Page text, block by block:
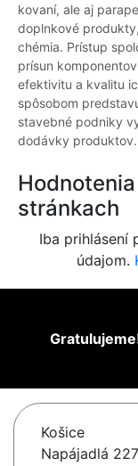
kovaní, ale aj
doplnkové
chémia. Prístup
prísun
efektivitu a kvalitu
spôsobom
stavebné podniky
dodávky produktov.
stránkach
Iba prihlásení
údajom.
Košice
Napájadlá